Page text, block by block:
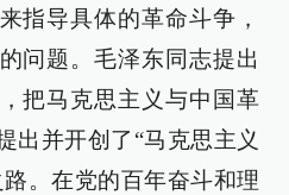
指导具体的革命斗争，
问题。毛泽东同志提出
把马克思主义与中国革
出并开创了“马克思主义
。在党的百年奋斗和理